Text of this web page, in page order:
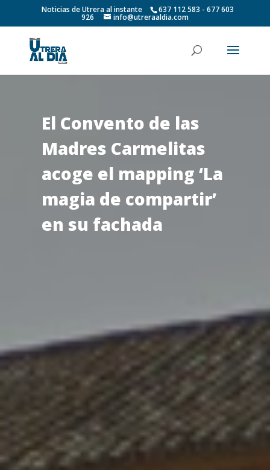
Noticias de Utrera al instante 637 112 583 - 677 603
926 info@utreraaldia.com
El Convento de las
Madres Carmelitas
acoge el mapping ‘La
magia de compartir’
en su fachada